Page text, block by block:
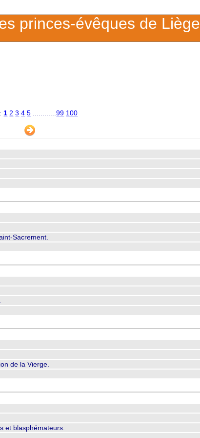
princes-évêques de Liège
1 2 3 4 5 ............99 100
Sacrement.
de la Vierge.
et blasphémateurs.